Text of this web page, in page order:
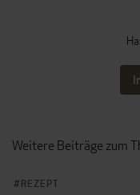
Weitere Beiträge zum
REZEPT